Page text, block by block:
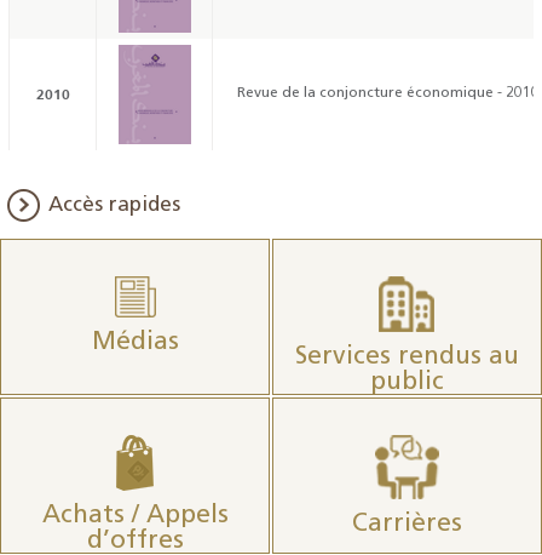
2010 Revue de la conjoncture économique - 2010
Accès rapides
Médias
Services rendus au
public
Achats / Appels
d’offres
Carrières